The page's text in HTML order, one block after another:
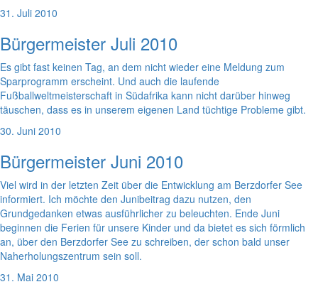
31. Juli 2010
Bürgermeister Juli 2010
Es gibt fast keinen Tag, an dem nicht wieder eine Meldung zum
Sparprogramm erscheint. Und auch die laufende
Fußballweltmeisterschaft in Südafrika kann nicht darüber hinweg
täuschen, dass es in unserem eigenen Land tüchtige Probleme gibt.
30. Juni 2010
Bürgermeister Juni 2010
Viel wird in der letzten Zeit über die Entwicklung am Berzdorfer See
informiert. Ich möchte den Junibeitrag dazu nutzen, den
Grundgedanken etwas ausführlicher zu beleuchten. Ende Juni
beginnen die Ferien für unsere Kinder und da bietet es sich förmlich
an, über den Berzdorfer See zu schreiben, der schon bald unser
Naherholungszentrum sein soll.
31. Mai 2010